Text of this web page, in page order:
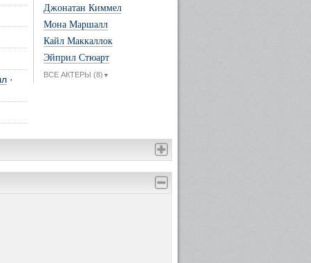
·
Джонатан Киммел
Мона Маршалл
Кайл Маккаллок
Эйприл Стюарт
ВСЕ АКТЕРЫ (8) ▼